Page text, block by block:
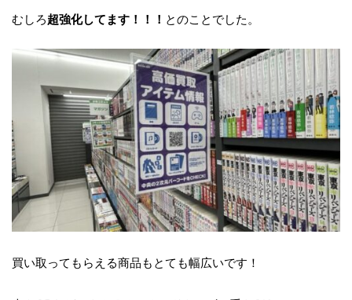
むしろ超強化してます！！！ とのことでした。
買い取ってもらえる商品もとても幅広いです！